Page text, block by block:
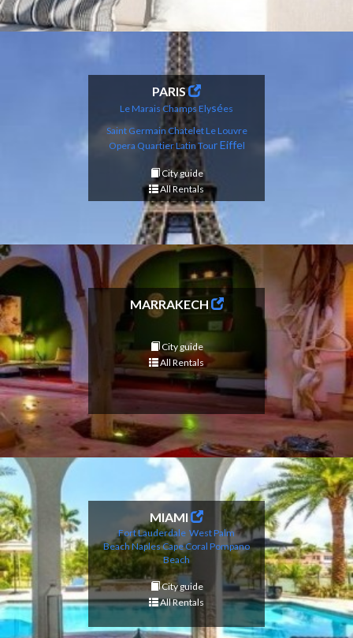
PARIS
Le Marais Champs Elysées
Saint Germain Chatelet Le Louvre
Opera Quartier Latin Tour Eiffel
City guide
All Rentals
MARRAKECH
City guide
All Rentals
MIAMI
Fort Lauderdale West Palm
BeachNaplesCape Coral Pompano
Beach
City guide
All Rentals